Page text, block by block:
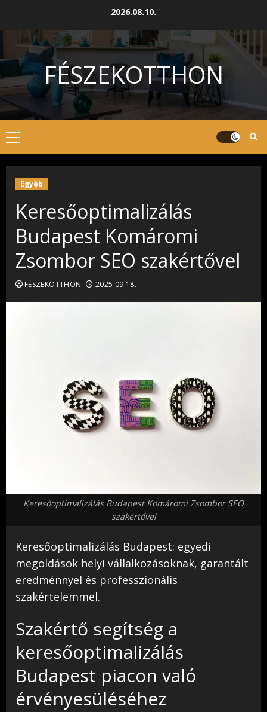
2026.08.10.
FÉSZEKOTTHON
Primary
Menu
Egyéb
Keresőoptimalizálás
Budapest Komáromi
Zsombor SEO szakértővel
FÉSZEKOTTHON 2025.09.18.
Keresőoptimalizálás Budapest Komáromi Zsombor SEO
szakértővel
Keresőoptimalizálás Budapest: egyedi
megoldások helyi vállalkozásoknak, garantált
eredménnyel és professzionális
szakértelemmel.
Szakértő segítség a
keresőoptimalizálás
Budapest piacon való
érvényesüléséhez